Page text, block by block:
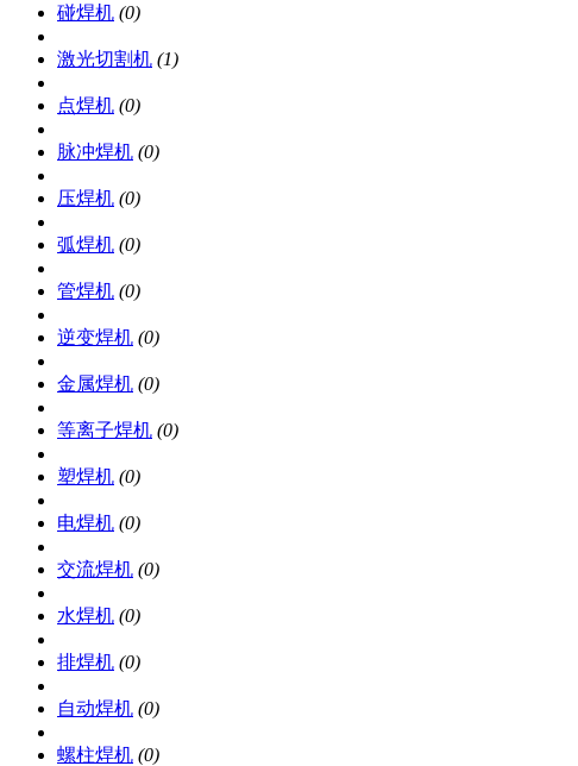
碰焊机 (0)
激光切割机 (1)
点焊机 (0)
脉冲焊机 (0)
压焊机 (0)
弧焊机 (0)
管焊机 (0)
逆变焊机 (0)
金属焊机 (0)
等离子焊机 (0)
塑焊机 (0)
电焊机 (0)
交流焊机 (0)
水焊机 (0)
排焊机 (0)
自动焊机 (0)
螺柱焊机 (0)